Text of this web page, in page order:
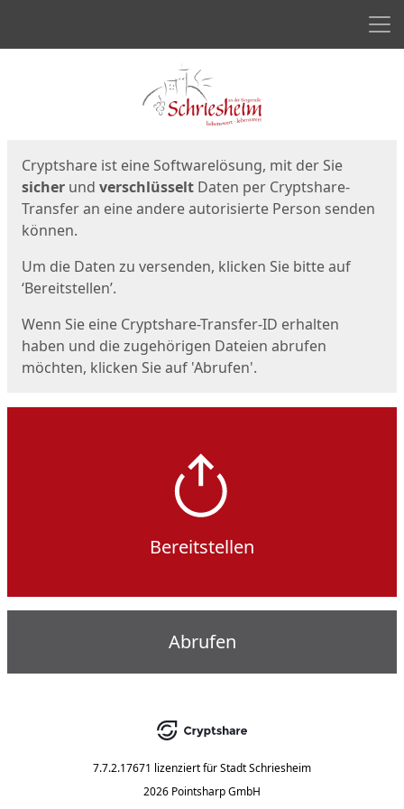
Cryptshare ist eine Softwarelösung, mit der Sie
sicher und verschlüsselt Daten per Cryptshare-
Transfer an eine andere autorisierte Person senden
können.
Um die Daten zu versenden, klicken Sie bitte auf
‘Bereitstellen’.
Wenn Sie eine Cryptshare-Transfer-ID erhalten
haben und die zugehörigen Dateien abrufen
möchten, klicken Sie auf 'Abrufen'.
Bereitstellen
Abrufen
7.7.2.17671 lizenziert fürStadt Schriesheim
2026 Pointsharp GmbH